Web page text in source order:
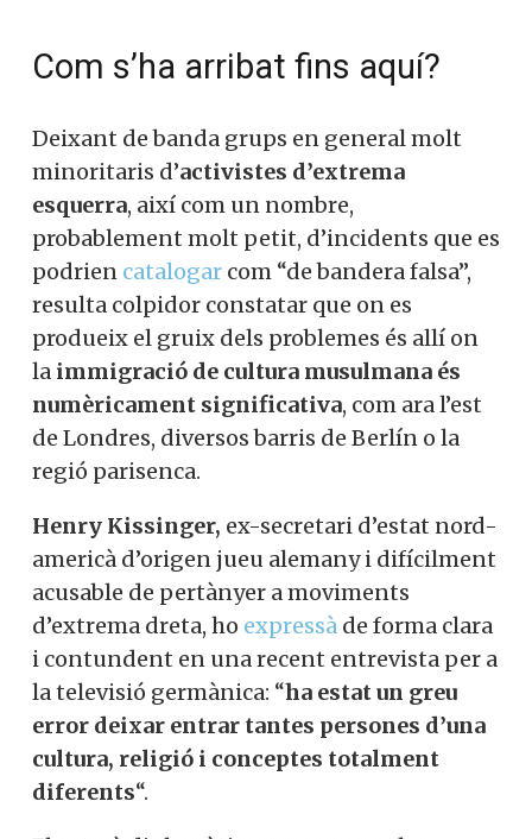
Com s’ha arribat fins aquí?
Deixant de banda grups en general molt
minoritaris d’activistes d’extrema
esquerra, així com un nombre,
probablement molt petit, d’incidents que es
podrien catalogar com “de bandera falsa”,
resulta colpidor constatar que on es
produeix el gruix dels problemes és allí on
la immigració de cultura musulmana és
numèricament significativa, com ara l’est
de Londres, diversos barris de Berlín o la
regió parisenca.
Henry Kissinger, ex-secretari d’estat nord-
americà d’origen jueu alemany i difícilment
acusable de pertànyer a moviments
d’extrema dreta, ho expressà de forma clara
i contundent en una recent entrevista per a
la televisió germànica: “ha estat un greu
error deixar entrar tantes persones d’una
cultura, religió i conceptes totalment
diferents“.